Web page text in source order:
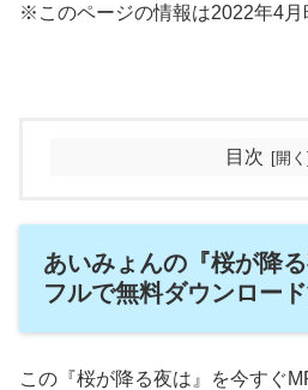
※このページの情報は2022年4月
目次
あいみょんの『桜が降
フルで無料ダウンロー
この『桜が降る夜は』を今すぐ